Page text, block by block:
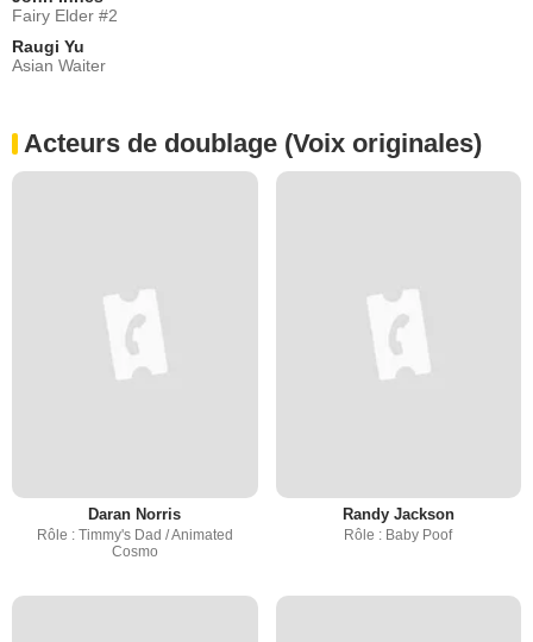
Fairy Elder #2
Raugi Yu
Asian Waiter
Acteurs de doublage (Voix originales)
Daran Norris
Rôle : Timmy's Dad / Animated
Cosmo
Randy Jackson
Rôle : Baby Poof